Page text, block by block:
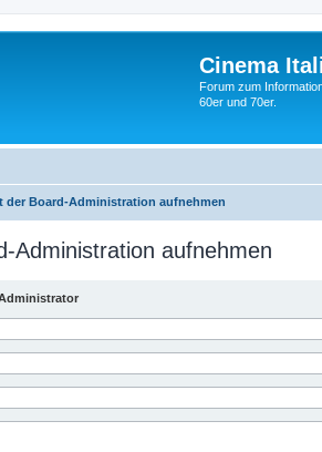
Cinema
Forum zum
60er und 70er.
der Board-Administration aufnehmen
Administration aufnehmen